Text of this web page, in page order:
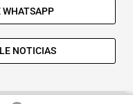
WHATSAPP
NOTICIAS